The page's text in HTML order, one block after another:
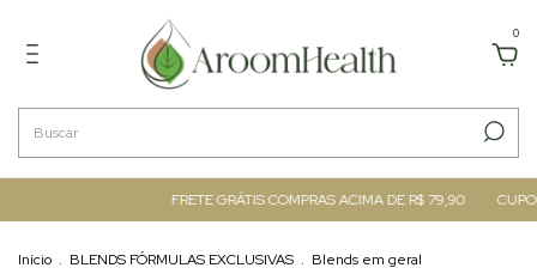
0
FRETE GRÁTIS COMPRAS ACIMA DE R$ 79,90 CUPOM BEMVINDO
Início . BLENDS FÓRMULAS EXCLUSIVAS . Blends em geral